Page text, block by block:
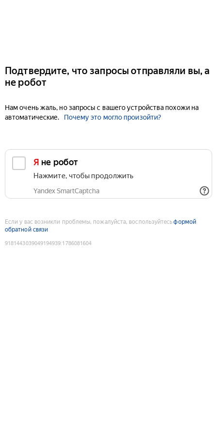
Подтвердите, что запросы отправляли вы, а
не робот
Нам очень жаль, но запросы с вашего устройства похожи на
автоматические.
Почему это могло произойти?
Я не робот
Нажмите, чтобы продолжить
Yandex SmartCaptcha
Если у вас возникли проблемы, пожалуйста, воспользуйтесьформой
обратной связи
9181443039049194939:1786081604